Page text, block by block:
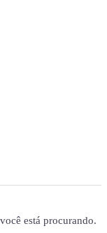
está procurando.